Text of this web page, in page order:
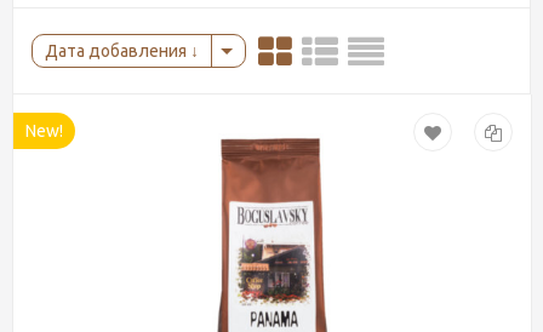
Дата добавления
New!